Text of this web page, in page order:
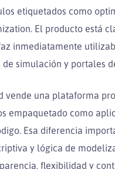
etiquetados como
El producto está
inmediatamente
de simulación y portales
vende una plataforma
empaquetado como
Esa diferencia
y lógica de
flexibilidad y